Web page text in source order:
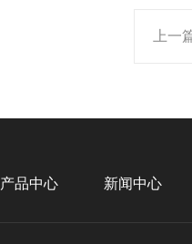
上一
产品中心 新闻中心